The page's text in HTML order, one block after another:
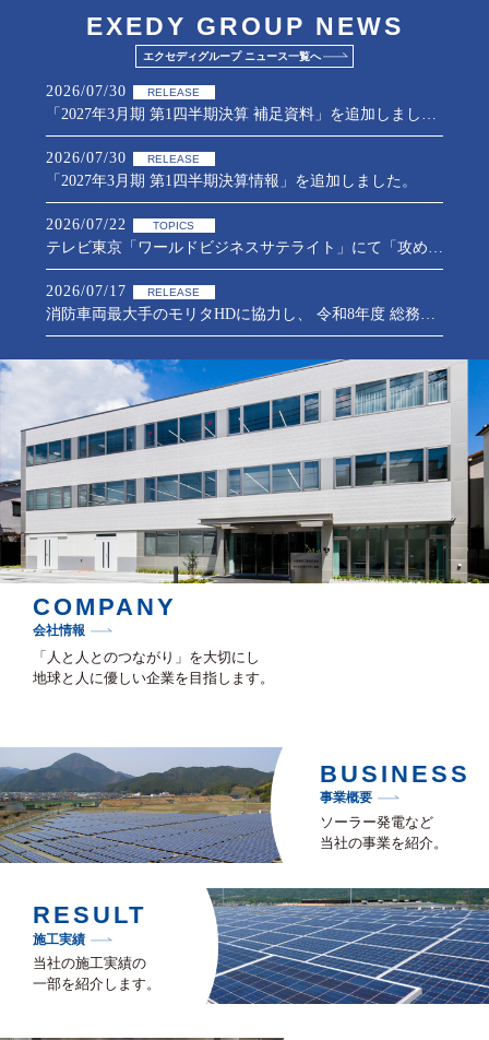
RELEASE
EXEDY GROUP NEWS
エクセディグループ ニュース一覧へ
2026/07/30 RELEASE
2026/07/30 RELEASE
「2027年3月期 第1四半期決算情報」を追加しました。
2026/07/22 TOPICS
2026/07/17 RELEASE
2026/07/03 SPORTS
2026年度前期日本卓球リーグ福島大会で女子卓球部が2部優勝
2026/07/01 RELEASE
自己株式の取得状況に関するお知らせ
2026/06/19 RELEASE
2026/06/19 RELEASE
「第76回定時株主総会」を開催いたしました。
COMPANY
会社情報
「人と人とのつながり」を大切にし
地球と人に優しい企業を目指します。
BUSINESS
事業概要
ソーラー発電など
当社の事業を紹介。
RESULT
施工実績
当社の施工実績の
一部を紹介します。